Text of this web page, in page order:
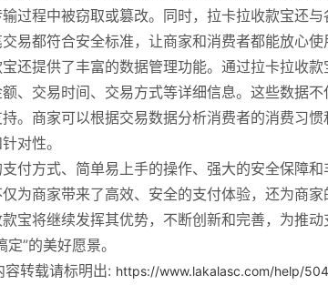
过程中被窃取或篡改。同时，拉卡拉收款宝还
易都符合安全标准，让商家和消费者都能放心使
还提供了丰富的数据管理功能。通过拉卡拉收
、交易时间、交易方式等详细信息。这些数据
。商家可以根据交易数据分析消费者的消费习
对性。
付方式、简单易上手的操作、强大的安全保障
为商家带来了高效、安全的支付体验，还为商
宝将继续发挥其优势，不断创新和完善，为推动
”的美好愿景。
容转载请标明出: https://www.lakalasc.com/help/